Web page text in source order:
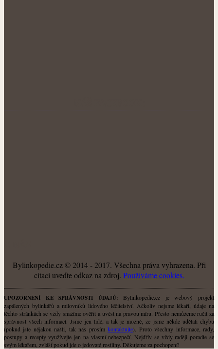
Bylinkopedie.cz © 2014 - 2017. Všechna práva vyhrazena. Při
citaci uveďte odkaz na zdroj. Použiváme cookies.
UPOZORNĚNÍ KE SPRÁVNOSTI ÚDAJŮ: Bylinkopedie.cz je webový projekt
zapálených bylinkářů a milovníků lidového léčitelství. Ačkoliv nejsme lékaři, údaje na
těchto stránkách se vždy snažíme ověřit a uvést na pravou míru. Přesto nemůžeme ručit za
správnost všech informací. Jsme jen lidé, a tak je možné, že jsme někde udělali chybu
(pokud jste nějakou našli, tak nás prosímkontaktujte). Proto všechny informace, rady,
postupy a recepty využívejte jen na vlastní nebezpečí. Nejdřív se vždy raději poraďte se
svým lékařem, zvlášť pokud jde o jedovaté rostliny. Děkujeme za pochopení!